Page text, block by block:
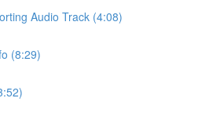
Audio Track (4:08)
(8:29)